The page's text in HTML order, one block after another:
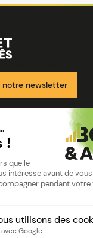
notre newsletter
client
Politique de
©Bonnet2023